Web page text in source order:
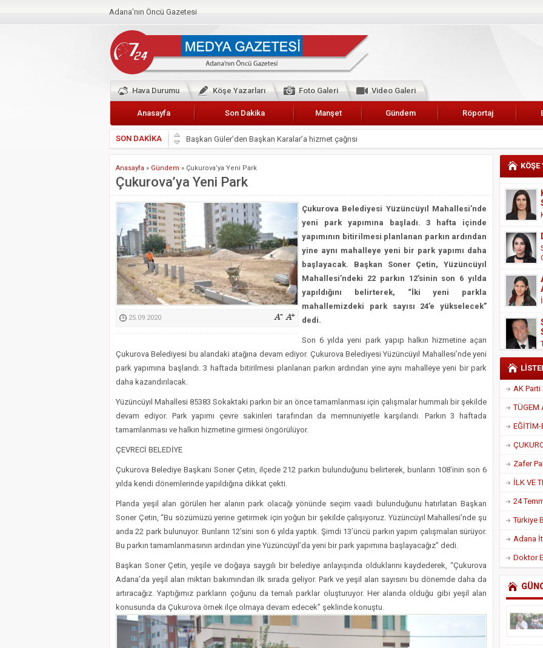
Adana'nın Öncü Gazetesi
Hava Durumu Köşe Yazarları Foto Galeri Video Galeri
Anasayfa Son Dakika Manşet Gündem Röportaj
SON DAKİKA
Başkan Güler’den Başkan Karalar’a hizmet çağrısı
Lokantacılar ve Kebapçılar Esnaf Odası Başkanı Şefik Arslan
Hak-İş Abdurrahman Yücel
HDP İL BİNASININ ÖNÜNDE ANNELER TARİH YAZIYORLAR
CEYHAN TİCARET ODASI
Hainler emellerine asla erişemeyecekler
BÖLGEMİZ ÇUKUROVA’DA 2019 YILI PAMUK HASADINA BAŞLANDI
İyi Parti Yüreğir İlçe Başkanı Enis Akyürek
Kimyasallardan Koruma Derneği Başkanı Cennet Çelik
Anasayfa » Gündem » Çukurova’ya Yeni Park
Çukurova’ya Yeni Park
25.09.2020
Çukurova Belediyesi Yüzüncüyıl Mahallesi’nde
yeni park yapımına başladı. 3 hafta içinde
yapımının bitirilmesi planlanan parkın ardından
yine aynı mahalleye yeni bir park yapımı daha
başlayacak. Başkan Soner Çetin, Yüzüncüyıl
Mahallesi’ndeki 22 parkın 12’sinin son 6 yılda
yapıldığını belirterek, “İki yeni parkla
mahallemizdeki park sayısı 24’e yükselecek”
dedi.
Son 6 yılda yeni park yapıp halkın hizmetine açan
Çukurova Belediyesi bu alandaki atağına devam ediyor. Çukurova Belediyesi Yüzüncüyıl Mahallesi’nde yeni
park yapımına başlandı. 3 haftada bitirilmesi planlanan parkın ardından yine aynı mahalleye yeni bir park
daha kazandırılacak.
Yüzüncüyıl Mahallesi 85383 Sokaktaki parkın bir an önce tamamlanması için çalışmalar hummalı bir şekilde
devam ediyor. Park yapımı çevre sakinleri tarafından da memnuniyetle karşılandı. Parkın 3 haftada
tamamlanması ve halkın hizmetine girmesi öngörülüyor.
ÇEVRECİ BELEDİYE
Çukurova Belediye Başkanı Soner Çetin, ilçede 212 parkın bulunduğunu belirterek, bunların 108’inin son 6
yılda kendi dönemlerinde yapıldığına dikkat çekti.
Planda yeşil alan görülen her alanın park olacağı yönünde seçim vaadi bulunduğunu hatırlatan Başkan
Soner Çetin, “Bu sözümüzü yerine getirmek için yoğun bir şekilde çalışıyoruz. Yüzüncüyıl Mahallesi’nde şu
anda 22 park bulunuyor. Bunların 12’sini son 6 yılda yaptık. Şimdi 13’üncü parkın yapım çalışmaları sürüyor.
Bu parkın tamamlanmasının ardından yine Yüzüncüyıl’da yeni bir park yapımına başlayacağız” dedi.
Başkan Soner Çetin, yeşile ve doğaya saygılı bir belediye anlayışında olduklarını kaydederek, “Çukurova
Adana’da yeşil alan miktarı bakımından ilk sırada geliyor. Park ve yeşil alan sayısını bu dönemde daha da
artıracağız. Yaptığımız parkların çoğunu da temalı parklar oluşturuyor. Her alanda olduğu gibi yeşil alan
konusunda da Çukurova örnek ilçe olmaya devam edecek” şeklinde konuştu.
Adana